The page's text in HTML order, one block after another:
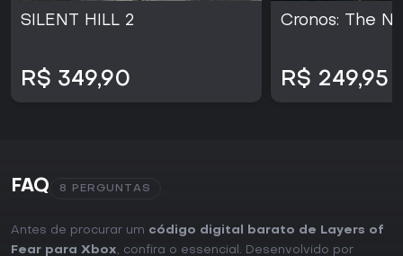
SILENT HILL 2
R$ 349,90
Cronos: The
R$ 249,95
FAQ 8 PERGUNTAS
Antes de procurar um código digital barato de Layers of
Fear para Xbox, confira o essencial. Desenvolvido por